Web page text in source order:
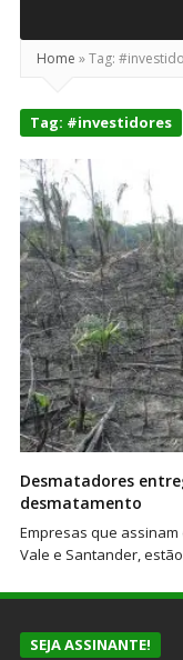
Home »Tag:
Tag: #investidores
Desmatadores
desmatamento
Empresas que
Vale e Santander,
SEJA ASSINANTE!